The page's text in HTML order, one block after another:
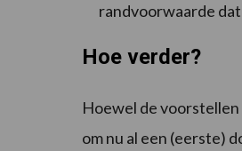
randvoorwaarde
Hoe verder?
Hoewel de
om nu al een (eerste)